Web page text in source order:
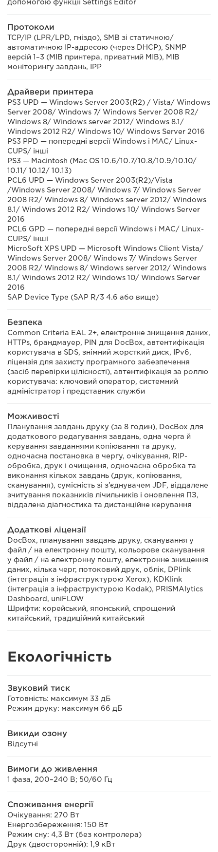
допомогою функції Settings Editor
Протоколи
TCP/IP (LPR/LPD, гніздо), SMB зі статичною/
автоматичною IP-адресою (через DHCP), SNMP
версій 1–3 (MIB принтера, приватний MIB), MIB
моніторингу завдань, IPP
Драйвери принтера
PS3 UPD — Windows Server 2003(R2) / Vista/ Windows
Server 2008/ Windows 7/ Windows Server 2008 R2/
Windows 8/ Windows server 2012/ Windows 8.1/
Windows 2012 R2/ Windows 10/ Windows Server 2016
PS3 PPD — попередні версії Windows і MAC/ Linux-
CUPS/ інші
PS3 — Macintosh (Mac OS 10.6/10.7/10.8/10.9/10.10/
10.11/ 10.12/ 10.13)
PCL6 UPD — Windows Server 2003(R2)/Vista
/Windows Server 2008/ Windows 7/ Windows Server
2008 R2/ Windows 8/ Windows server 2012/ Windows
8.1/ Windows 2012 R2/ Windows 10/ Windows Server
2016
PCL6 GPD — попередні версії Windows і MAC/ Linux-
CUPS/ інші
MicroSoft XPS UPD — Microsoft Windows Client Vista/
Windows Server 2008/ Windows 7/ Windows Server
2008 R2/ Windows 8/ Windows server 2012/ Windows
8.1/ Windows 2012 R2/ Windows 10/ Windows Server
2016
SAP Device Type (SAP R/3 4.6 або вище)
Безпека
Common Criteria EAL 2+, електронне знищення даних,
HTTPs, брандмауер, PIN для DocBox, автентифікація
користувача в SDS, знімний жорсткий диск, IPv6,
ліцензія для захисту програмного забезпечення
(засіб перевірки цілісності), автентифікація за роллю
користувача: ключовий оператор, системний
адміністратор і представник служби
Можливості
Планування завдань друку (за 8 годин), DocBox для
додаткового редагування завдань, одна черга й
керування завданнями копіювання та друку,
одночасна постановка в чергу, очікування, RIP-
обробка, друк і очищення, одночасна обробка та
виконання кількох завдань (друк, копіювання,
сканування), сумісність зі з’єднувачем JDF, віддалене
зчитування показників лічильників і оновлення ПЗ,
віддалена діагностика та дистанційне керування
Додаткові ліцензії
DocBox, планування завдань друку, сканування у
файл / на електронну пошту, кольорове сканування
у файл / на електронну пошту, електронне знищення
даних, кілька черг, потоковий друк, облік, DPlink
(інтеграція з інфраструктурою Xerox), KDKlink
(інтеграція з інфраструктурою Kodak), PRISMAlytics
Dashboard, uniFLOW
Шрифти: корейський, японський, спрощений
китайський, традиційний китайський
Екологічність
Звуковий тиск
Готовність: максимум 33 дБ
Режим друку: максимум 66 дБ
Викиди озону
Відсутні
Вимоги до живлення
1 фаза, 200–240 В; 50/60 Гц
Споживання енергії
Очікування: 270 Вт
Енергозбереження: 150 Вт
Режим сну: 4,3 Вт (без контролера)
Друк (двосторонній): 1,9 кВт